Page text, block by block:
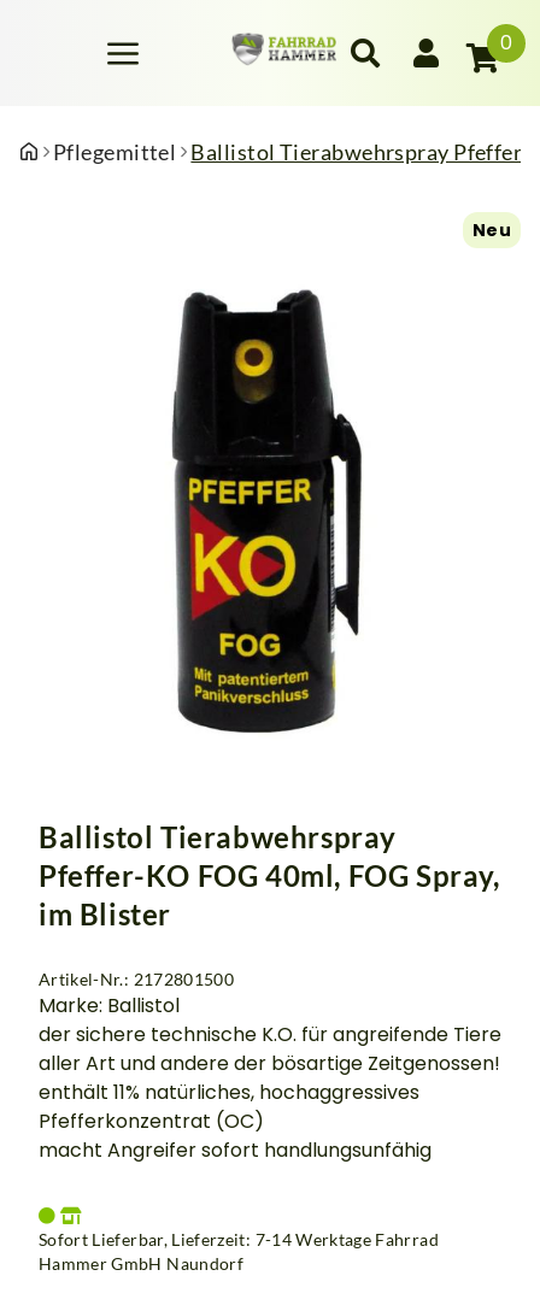
0
Pflegemittel Ballistol Tierabwehrspray Pfeffer-
Neu
Ballistol Tierabwehrspray
Pfeffer-KO FOG 40ml, FOG Spray,
im Blister
Artikel-Nr.: 2172801500
Marke: Ballistol
der sichere technische K.O. für angreifende Tiere
aller Art und andere der bösartige Zeitgenossen!
enthält 11% natürliches, hochaggressives
Pfefferkonzentrat (OC)
macht Angreifer sofort handlungsunfähig
Sofort Lieferbar, Lieferzeit: 7-14 Werktage Fahrrad
Hammer GmbH Naundorf